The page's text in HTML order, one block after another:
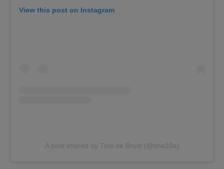
View this post on Instagram
A post shared by Tina de Bruin (@tina10a)